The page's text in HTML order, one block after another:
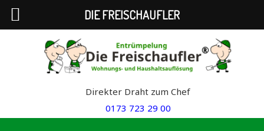
Direkter Draht zum Chef
0173 723 29 00
DIE FREISCHAUFLER